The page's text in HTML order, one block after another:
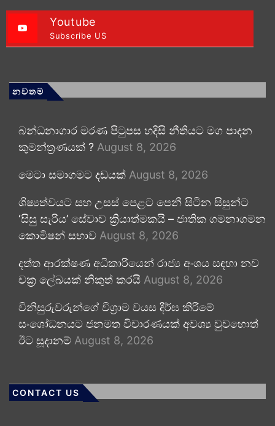
Youtube
Subscribe US
නවතම
බන්ධනාගාර මරණ පිටුපස හදිසි නීතියට මග පාදන
කුමන්ත්‍රණයක් ? August 8, 2026
මෙටා සමාගමට දඩයක් August 8, 2026
ශිෂ්‍යත්වයට සහ උසස් පෙළට පෙනී සිටින සිසුන්ට
‘සිසු සැරිය’ සේවාව ක්‍රියාත්මකයි – ජාතික ගමනාගමන
කොමිෂන් සභාව August 8, 2026
දත්ත ආරක්ෂණ අධිකාරියෙන් රාජ්‍ය අංශය සඳහා නව
චක්‍ර ලේඛයක් නිකුත් කරයි August 8, 2026
විනිසුරුවරුන්ගේ විශ්‍රාම වයස දීර්ඝ කිරීමේ
සංශෝධනයට ජනමත විචාරණයක් අවශ්‍ය වුවහොත්
ඊට සූදානම් August 8, 2026
CONTACT US